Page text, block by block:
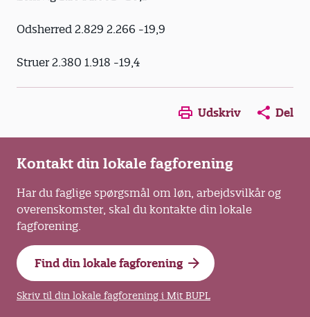
Odsherred 2.829 2.266 -19,9
Struer 2.380 1.918 -19,4
Opens in a new window
Opens in a new
Opens in
Udskriv Del
Kontakt din lokale fagforening
Har du faglige spørgsmål om løn, arbejdsvilkår og
overenskomster, skal du kontakte din lokale
fagforening.
Find din lokale fagforening
Skriv til din lokale fagforening i Mit BUPL